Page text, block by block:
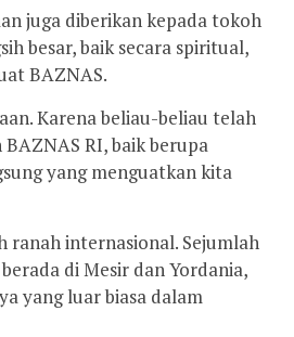
juga diberikan kepada tokoh
besar, baik secara spiritual,
BAZNAS.
Karena beliau-beliau telah
RI, baik berupa
yang menguatkan kita
ranah internasional. Sejumlah
di Mesir dan Yordania,
yang luar biasa dalam